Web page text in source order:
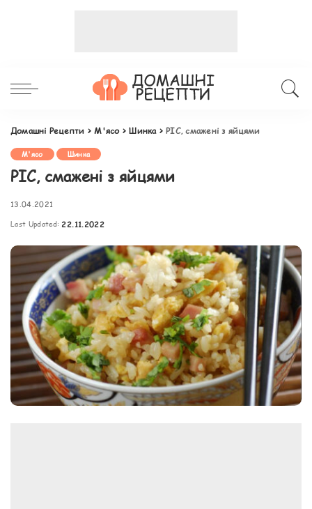
Домашні Рецепти >М'ясо>Шинка>РІС, смажені з яйцями
М'ясо Шинка
РІС, смажені з яйцями
13.04.2021
Last Updated: 22.11.2022